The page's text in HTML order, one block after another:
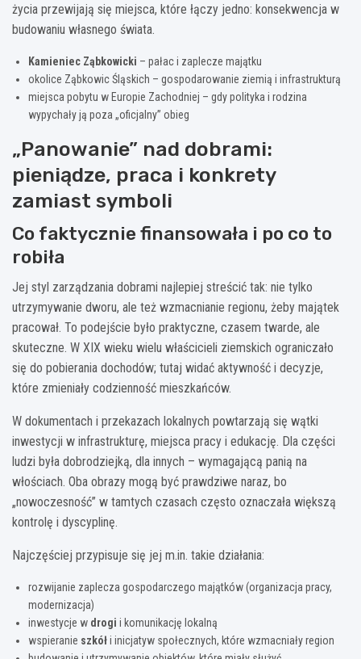
życia przewijają się miejsca, które łączy jedno: konsekwencja w
budowaniu własnego świata.
Kamieniec Ząbkowicki – pałac i zaplecze majątku
okolice Ząbkowic Śląskich – gospodarowanie ziemią i infrastrukturą
miejsca pobytu w Europie Zachodniej – gdy polityka i rodzina
wypychały ją poza „oficjalny” obieg
„Panowanie” nad dobrami:
pieniądze, praca i konkrety
zamiast symboli
Co faktycznie finansowała i po co to
robiła
Jej styl zarządzania dobrami najlepiej streścić tak: nie tylko
utrzymywanie dworu, ale też wzmacnianie regionu, żeby majątek
pracował. To podejście było praktyczne, czasem twarde, ale
skuteczne. W XIX wieku wielu właścicieli ziemskich ograniczało
się do pobierania dochodów; tutaj widać aktywność i decyzje,
które zmieniały codzienność mieszkańców.
W dokumentach i przekazach lokalnych powtarzają się wątki
inwestycji w infrastrukturę, miejsca pracy i edukację. Dla części
ludzi była dobrodziejką, dla innych – wymagającą panią na
włościach. Oba obrazy mogą być prawdziwe naraz, bo
„nowoczesność” w tamtych czasach często oznaczała większą
kontrolę i dyscyplinę.
Najczęściej przypisuje się jej m.in. takie działania:
rozwijanie zaplecza gospodarczego majątków (organizacja pracy,
modernizacja)
inwestycje w drogi i komunikację lokalną
wspieranie szkółi inicjatyw społecznych, które wzmacniały region